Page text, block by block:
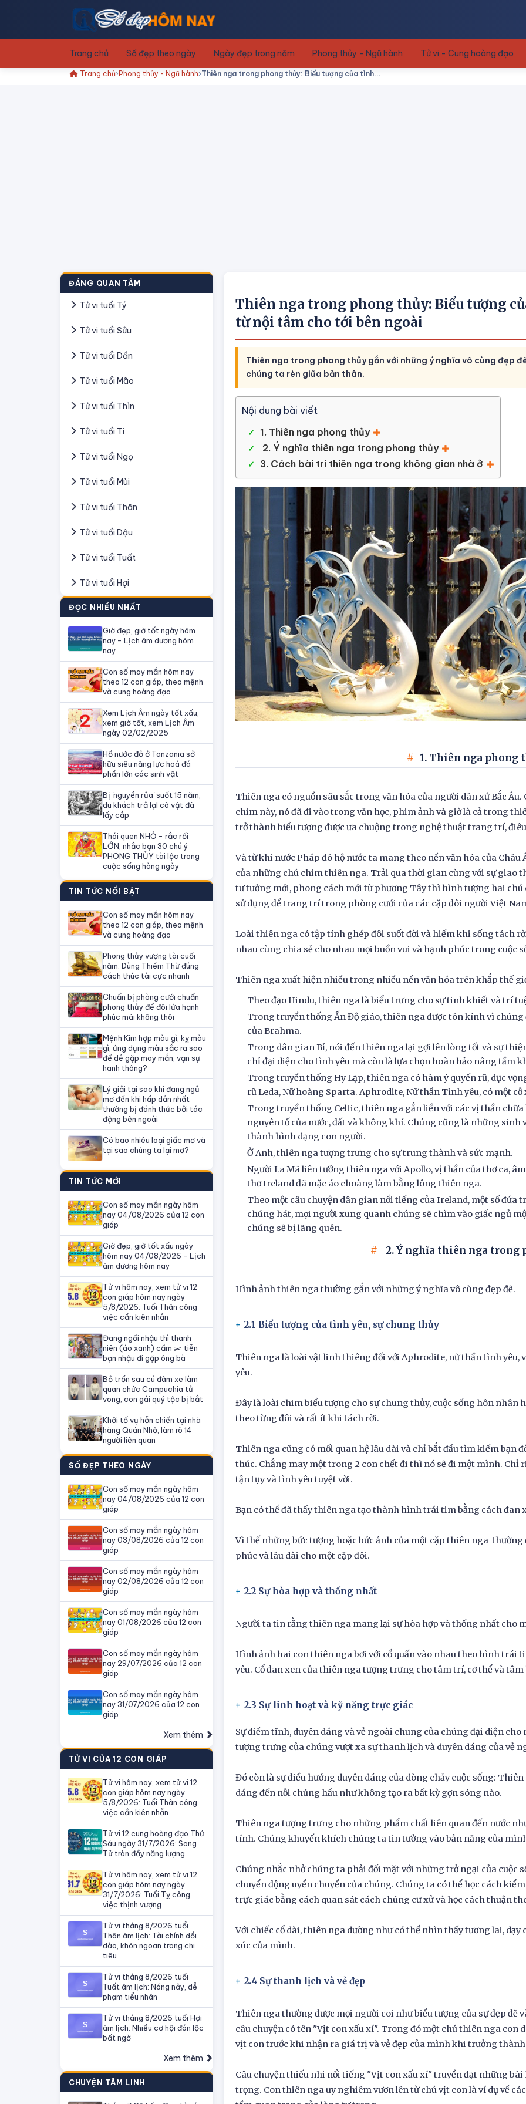
Trang chủ Số đẹp theo ngày Ngày đẹp trong năm Phong thủy - Ngũ hành Tử vi - Cung hoàng đạo
Trang chủ Phong thủy - Ngũ hành Thiên nga trong phong thủy: Biểu tượng của tình...
ĐÁNG QUAN TÂM
Tử vi tuổi Tý
Tử vi tuổi Sửu
Tử vi tuổi Dần
Tử vi tuổi Mão
Tử vi tuổi Thìn
Tử vi tuổi Ti
Tử vi tuổi Ngọ
Tử vi tuổi Mùi
Tử vi tuổi Thân
Tử vi tuổi Dậu
Tử vi tuổi Tuất
Tử vi tuổi Hợi
ĐỌC NHIỀU NHẤT
Giờ đẹp, giờ tốt ngày hôm
nay - Lịch âm dương hôm
nay
Con số may mắn hôm nay
theo 12 con giáp, theo mệnh
và cung hoàng đạo
Xem Lịch Âm ngày tốt xấu,
xem giờ tốt, xem Lịch Âm
ngày 02/02/2025
Hồ nước đỏ ở Tanzania sở
hữu siêu năng lực hoá đá
phần lớn các sinh vật
Bị 'nguyền rủa' suốt 15 năm,
du khách trả lạI cô vật đã
lấy cắp
Thói quen NHỎ - rắc rối
LỚN, nhắc bạn 30 chú ý
PHONG THỦY tài lộc trong
cuộc sống hàng ngày
TIN TỨC NỔI BẬT
Con số may mắn hôm nay
theo 12 con giáp, theo mệnh
và cung hoàng đạo
Phong thủy vượng tài cuối
năm: Dùng Thiềm Thừ đúng
cách thúc tài cực nhanh
Chuẩn bị phòng cưới chuẩn
phong thủy để đôi lứa hạnh
phúc mãi không thôi
Mệnh Kim hợp màu gì, kỵ màu
gì, ứng dụng màu sắc ra sao
để dễ gặp may mắn, vạn sự
hanh thông?
Lý giải tại sao khi đang ngủ
mơ đến khi hấp dẫn nhất
thường bị đánh thức bởi tác
động bên ngoài
Có bao nhiêu loại giấc mơ và
tại sao chúng ta lại mơ?
TIN TỨC MỚI
Con số may mắn ngày hôm
nay 04/08/2026 của 12 con
giáp
Giờ đẹp, giờ tốt xấu ngày
hôm nay 04/08/2026 - Lịch
âm dương hôm nay
Tử vi hôm nay, xem tử vi 12
con giáp hôm nay ngày
5/8/2026: Tuổi Thân công
việc cần kiên nhẫn
Đang ngồi nhậu thì thanh
niên (áo xanh) cầm ✂️ tiễn
bạn nhậu đi gặp ông bà
Bỏ trốn sau cú đâm xe làm
quan chức Campuchia tử
vong, con gái quý tộc bị bắt
Khởi tố vụ hỗn chiến tại nhà
hàng Quán Nhỏ, làm rõ 14
người liên quan
SỐ ĐẸP THEO NGÀY
Con số may mắn ngày hôm
nay 04/08/2026 của 12 con
giáp
Con số may mắn ngày hôm
nay 03/08/2026 của 12 con
giáp
Con số may mắn ngày hôm
nay 02/08/2026 của 12 con
giáp
Con số may mắn ngày hôm
nay 01/08/2026 của 12 con
giáp
Con số may mắn ngày hôm
nay 29/07/2026 của 12 con
giáp
Con số may mắn ngày hôm
nay 31/07/2026 của 12 con
giáp
Xem thêm
TỬ VI CỦA 12 CON GIÁP
Tử vi hôm nay, xem tử vi 12
con giáp hôm nay ngày
5/8/2026: Tuổi Thân công
việc cần kiên nhẫn
Tử vi 12 cung hoàng đạo Thứ
Sáu ngày 31/7/2026: Song
Tử tràn đầy năng lượng
Tử vi hôm nay, xem tử vi 12
con giáp hôm nay ngày
31/7/2026: Tuổi Tỵ công
việc thịnh vượng
Tử vi tháng 8/2026 tuổi
Thân âm lịch: Tài chính dồi
dào, khôn ngoan trong chi
tiêu
Tử vi tháng 8/2026 tuổi
Tuất âm lịch: Nóng nảy, dễ
phạm tiểu nhân
Tử vi tháng 8/2026 tuổi Hợi
âm lịch: Nhiều cơ hội đón lộc
bất ngờ
Xem thêm
CHUYỆN TÂM LINH
Thiên nga trong phong thủy: Biểu tượng
từ nội tâm cho tới bên ngoài
Thiên nga trong phong thủy gắn với những ý nghĩa vô cùng đẹp
chúng ta rèn giũa bản thân.
Nội dung bài viết
1. Thiên nga phong thủy
2. Ý nghĩa thiên nga trong phong thủy
3. Cách bài trí thiên nga trong không gian nhà ở
1. Thiên nga phong
Thiên nga có nguồn sâu sắc trong văn hóa của người dân xứ Bắc
chim này, nó đã đi vào trong văn học, phim ảnh và giờ là cả trong
trở thành biểu tượng được ưa chuộng trong nghệ thuật trang trí,
Và từ khi nước Pháp đô hộ nước ta mang theo nền văn hóa của
của những chú chim thiên nga. Trải qua thời gian cùng với sự giao
tư tưởng mới, phong cách mới từ phương Tây thì hình tượng hai
sử dụng để trang trí trong phòng cưới của các cặp đôi người Việt
Loài thiên nga có tập tính ghép đôi suốt đời và hiếm khi sống tách
nhau cùng chia sẻ cho nhau mọi buồn vui và hạnh phúc trong cuộc
Thiên nga xuất hiện nhiều trong nhiều nền văn hóa trên khắp thế
Theo đạo Hindu, thiên nga là biểu trưng cho sự tinh khiết và trí
Trong truyền thống Ấn Độ giáo, thiên nga được tôn kính vì
của Brahma.
Trong dân gian Bỉ, nói đến thiên nga lại gợi lên lòng tốt và sự
chỉ đại diện cho tình yêu mà còn là lựa chọn hoàn hảo nâng tầm
Trong truyền thống Hy Lạp, thiên nga có hàm ý quyến rũ, dục
rũ Leda, Nữ hoàng Sparta. Aphrodite, Nữ thần Tình yêu, có một
Trong truyền thống Celtic, thiên nga gắn liền với các vị thần
nguyên tố của nước, đất và không khí. Chúng cũng là những sinh
thành hình dạng con người.
Ở Anh, thiên nga tượng trưng cho sự trung thành và sức mạnh.
Người La Mã liên tưởng thiên nga với Apollo, vị thần của thơ ca,
thơ Ireland đã mặc áo choàng làm bằng lông thiên nga.
Theo một câu chuyện dân gian nổi tiếng của Ireland, một số đứa
chúng hát, mọi người xung quanh chúng sẽ chìm vào giấc ngủ
chúng sẽ bị lãng quên.
2. Ý nghĩa thiên nga trong
Hình ảnh thiên nga thường gắn với những ý nghĩa vô cùng đẹp đẽ.
2.1 Biểu tượng của tình yêu, sự chung thủy
Thiên nga là loài vật linh thiêng đối với Aphrodite, nữ thần tình yêu,
yêu.
Đây là loài chim biểu tượng cho sự chung thủy, cuộc sống hôn
theo từng đôi và rất ít khi tách rời.
Thiên nga cũng có mối quan hệ lâu dài và chỉ bắt đầu tìm kiếm bạn
thúc. Chẳng may một trong 2 con chết đi thì nó sẽ đi một mình. Chỉ
tận tụy và tình yêu tuyệt vời.
Bạn có thể đã thấy thiên nga tạo thành hình trái tim bằng cách đan
Vì thế những bức tượng hoặc bức ảnh của một cặp thiên nga
phúc và lâu dài cho một cặp đôi.
2.2 Sự hòa hợp và thống nhất
Người ta tin rằng thiên nga mang lại sự hòa hợp và thống nhất cho
Hình ảnh hai con thiên nga bơi với cổ quấn vào nhau theo hình trái
yêu. Cổ đan xen của thiên nga tượng trưng cho tâm trí, cơ thể và
2.3 Sự linh hoạt và kỹ năng trực giác
Sự điềm tĩnh, duyên dáng và vẻ ngoài chung của chúng đại diện cho
tượng trưng của chúng vượt xa sự thanh lịch và duyên dáng của vẻ
Đó còn là sự điều hướng duyên dáng của dòng chảy cuộc sống:
dáng đến nỗi chúng hầu như không tạo ra bất kỳ gợn sóng nào.
Thiên nga tượng trưng cho những phẩm chất liên quan đến nước
tính. Chúng khuyến khích chúng ta tin tưởng vào bản năng của
Chúng nhắc nhở chúng ta phải đối mặt với những trở ngại của cuộc
chuyển động uyển chuyển của chúng. Chúng ta có thể học cách
trực giác bằng cách quan sát cách chúng cư xử và học cách thuận
Với chiếc cổ dài, thiên nga dường như có thể nhìn thấy tương lai,
xúc của mình.
2.4 Sự thanh lịch và vẻ đẹp
Thiên nga thường được mọi người coi như biểu tượng của sự đẹp đẽ
câu chuyện có tên "Vịt con xấu xí". Trong đó một chú thiên nga con
vịt con trước khi nhận ra giá trị và vẻ đẹp của mình khi trưởng
Câu chuyện thiếu nhi nổi tiếng "Vịt con xấu xí" truyền đạt những
trọng. Con thiên nga uy nghiêm vươn lên từ chú vịt con là ví dụ về